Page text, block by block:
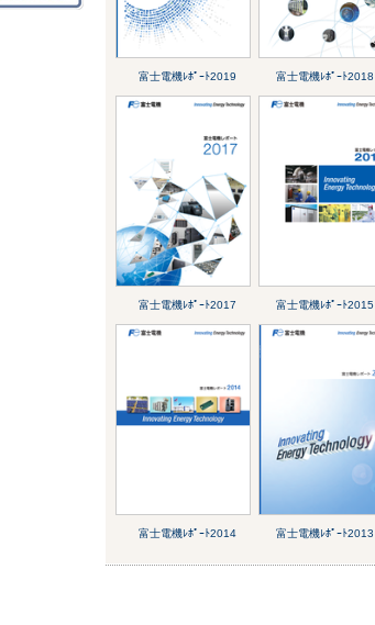
富士電機ﾚﾎﾟｰﾄ2019 富士電機ﾚﾎﾟｰﾄ2018
富士電機ﾚﾎﾟｰﾄ2017 富士電機ﾚﾎﾟｰﾄ2015
富士電機ﾚﾎﾟｰﾄ2014 富士電機ﾚﾎﾟｰﾄ2013